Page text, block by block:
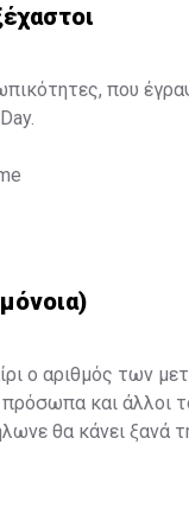
που
ο αριθμός των
και άλλοι
θα κάνει ξανά